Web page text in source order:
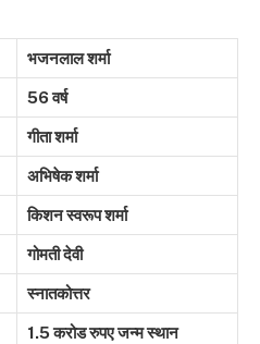
भजनलाल शर्मा
56 वर्ष
गीता शर्मा
अभिषेक शर्मा
किशन स्वरूप शर्मा
गोमती देवी
स्नातकोत्तर
1.5 करोड रुपए जन्म स्थान